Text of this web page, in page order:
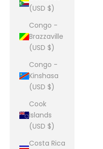
(USD $)
Congo -
Brazzaville
(USD $)
Congo -
Kinshasa
(USD $)
Cook
Islands
(USD $)
Costa Rica